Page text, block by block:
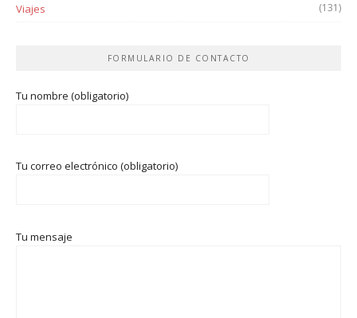
Viajes (131)
FORMULARIO DE CONTACTO
Tu nombre (obligatorio)
Tu correo electrónico (obligatorio)
Tu mensaje